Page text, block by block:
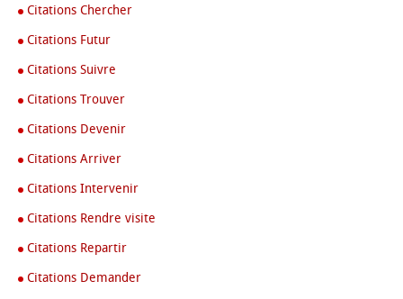
Citations Chercher
Citations Futur
Citations Suivre
Citations Trouver
Citations Devenir
Citations Arriver
Citations Intervenir
Citations Rendre visite
Citations Repartir
Citations Demander